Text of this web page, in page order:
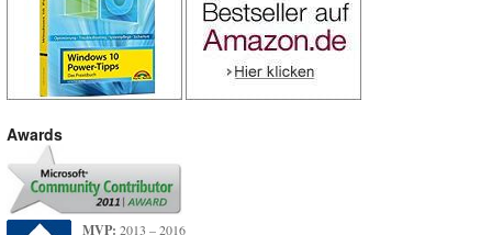
Awards
MVP: 2013 – 2016